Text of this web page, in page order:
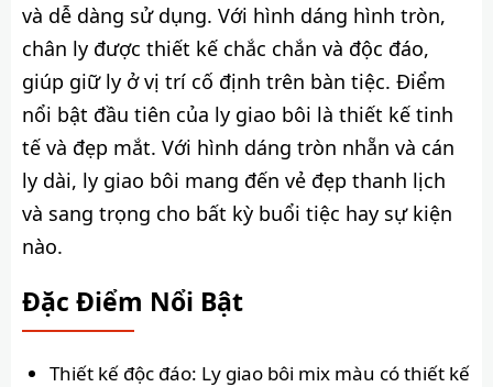
và dễ dàng sử dụng. Với hình dáng hình tròn,
chân ly được thiết kế chắc chắn và độc đáo,
giúp giữ ly ở vị trí cố định trên bàn tiệc. Điểm
nổi bật đầu tiên của ly giao bôi là thiết kế tinh
tế và đẹp mắt. Với hình dáng tròn nhẵn và cán
ly dài, ly giao bôi mang đến vẻ đẹp thanh lịch
và sang trọng cho bất kỳ buổi tiệc hay sự kiện
nào.
Đặc Điểm Nổi Bật
Thiết kế độc đáo: Ly giao bôi mix màu có thiết kế